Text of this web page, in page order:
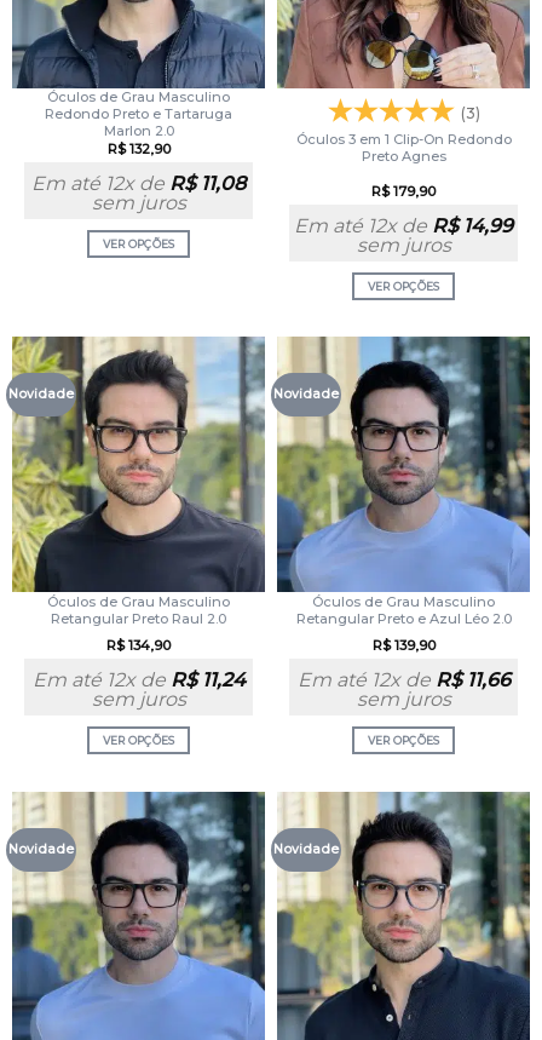
Óculos de Grau Masculino
Redondo Preto e Tartaruga
Marlon 2.0
R$132,90
Em até 12x de R$11,08
sem juros
VER OPÇÕES
(3)
Óculos 3 em 1 Clip-On Redondo
Preto Agnes
R$179,90
Em até 12x de R$14,99
sem juros
VER OPÇÕES
Novidade
Óculos de Grau Masculino
Retangular Preto Raul 2.0
R$134,90
Em até 12x de R$11,24
sem juros
VER OPÇÕES
Novidade
Óculos de Grau Masculino
Retangular Preto e Azul Léo 2.0
R$139,90
Em até 12x de R$11,66
sem juros
VER OPÇÕES
Novidade Novidade